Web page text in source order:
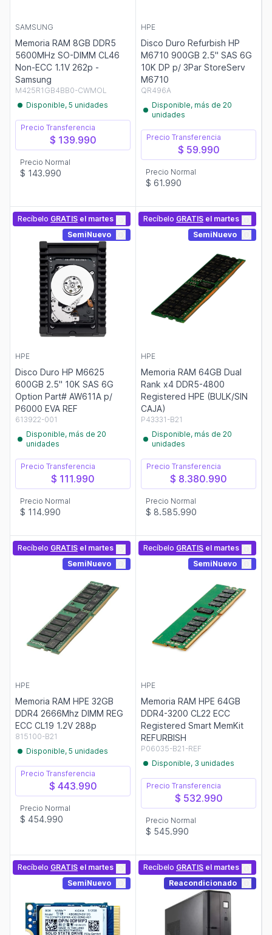
SAMSUNG
Memoria RAM 8GB DDR5
5600MHz SO-DIMM CL46
Non-ECC 1.1V 262p -
Samsung
M425R1GB4BB0-CWMOL
Disponible, 5 unidades
Precio Transferencia
$ 139.990
Precio Normal
$ 143.990
HPE
Disco Duro Refurbish HP
M6710 900GB 2.5" SAS 6G
10K DP p/ 3Par StoreServ
M6710
QR496A
Disponible, más de 20
unidades
Precio Transferencia
$ 59.990
Precio Normal
$ 61.990
Recíbelo GRATIS el martes
SemiNuevo
HPE
Disco Duro HP M6625
600GB 2.5" 10K SAS 6G
Option Part# AW611A p/
P6000 EVA REF
613922-001
Disponible, más de 20
unidades
Precio Transferencia
$ 111.990
Precio Normal
$ 114.990
Recíbelo GRATIS el martes
SemiNuevo
HPE
Memoria RAM 64GB Dual
Rank x4 DDR5-4800
Registered HPE (BULK/SIN
CAJA)
P43331-B21
Disponible, más de 20
unidades
Precio Transferencia
$ 8.380.990
Precio Normal
$ 8.585.990
Recíbelo GRATIS el martes
SemiNuevo
HPE
Memoria RAM HPE 32GB
DDR4 2666Mhz DIMM REG
ECC CL19 1.2V 288p
815100-B21
Disponible, 5 unidades
Precio Transferencia
$ 443.990
Precio Normal
$ 454.990
Recíbelo GRATIS el martes
SemiNuevo
HPE
Memoria RAM HPE 64GB
DDR4-3200 CL22 ECC
Registered Smart MemKit
REFURBISH
P06035-B21-REF
Disponible, 3 unidades
Precio Transferencia
$ 532.990
Precio Normal
$ 545.990
Recíbelo GRATIS el martes
SemiNuevo
Recíbelo GRATIS el martes
Reacondicionado